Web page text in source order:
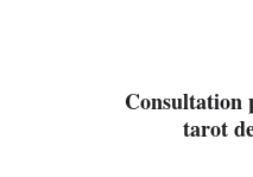
Consultation
tarot